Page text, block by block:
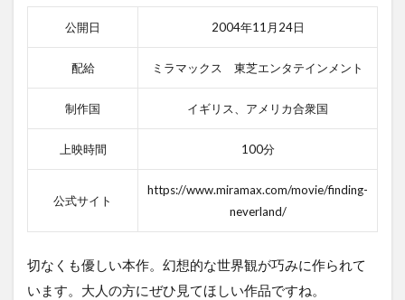
公開日 2004年11月24日
配給 ミラマックス 東芝エンタテインメント
制作国 イギリス、アメリカ合衆国
上映時間 100分
公式サイト
https://www.miramax.com/movie/finding-
neverland/
切なくも優しい本作。幻想的な世界観が巧みに作られて
います。大人の方にぜひ見てほしい作品ですね。